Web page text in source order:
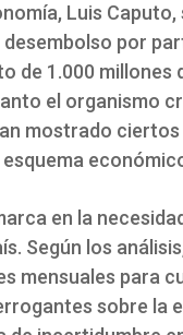
Luis
por
de 1.000 millones
el organismo
mostrado
en la
Según los
mensuales para
sobre la